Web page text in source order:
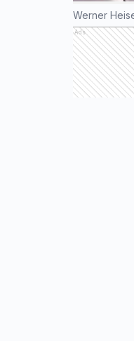
Werner
Ads